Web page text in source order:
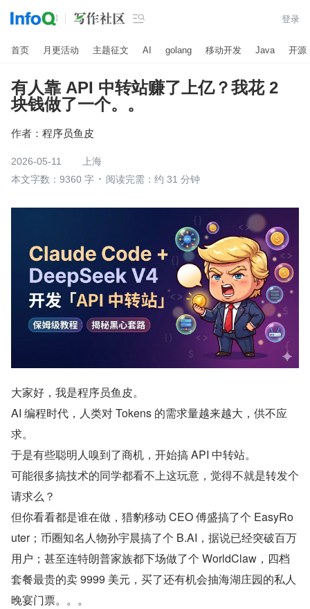
 登录
首页 月更活动 主题征文 AI golang 移动开发 Java 开源
有人靠 API 中转站赚了上亿？我花 2
块钱做了一个。。
作者： 程序员鱼皮
2026-05-11
上海
本文字数：9360 字
阅读完需：约 31 分钟
大家好，我是程序员鱼皮。
AI 编程时代，人类对 Tokens 的需求量越来越大，供不应
求。
于是有些聪明人嗅到了商机，开始搞 API 中转站。
可能很多搞技术的同学都看不上这玩意，觉得不就是转发个
请求么？
但你看看都是谁在做，猎豹移动 CEO 傅盛搞了个 EasyRo
uter；币圈知名人物孙宇晨搞了个 B.AI，据说已经突破百万
用户；甚至连特朗普家族都下场做了个 WorldClaw，四档
套餐最贵的卖 9999 美元，买了还有机会抽海湖庄园的私人
晚宴门票。。。